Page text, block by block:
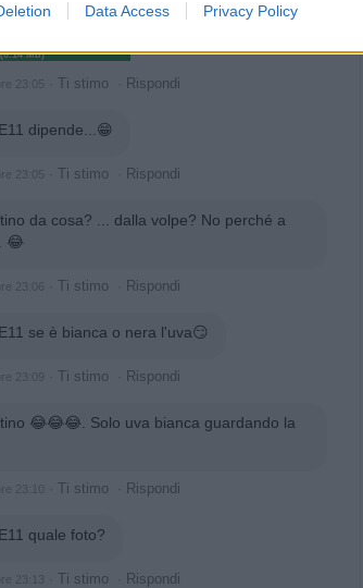
Data Access Privacy Policy
Mb)
23:05 Ti stimo Rispondi
dipende...😁
23:05 Ti stimo Rispondi
da cosa? ... dalla volpe? No perché a
😂
23:06 Ti stimo Rispondi
se è bianca o nera l'uva😏
23:09 Ti stimo Rispondi
😂😂😂. Solo uva bianca guardando la
23:10 Ti stimo Rispondi
quale foto?
23:13 Ti stimo Rispondi